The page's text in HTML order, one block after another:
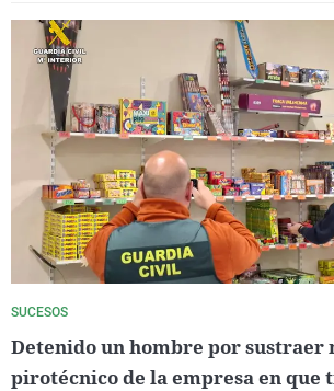
SUCESOS
Detenido un hombre por sustraer
pirotécnico de la empresa en que